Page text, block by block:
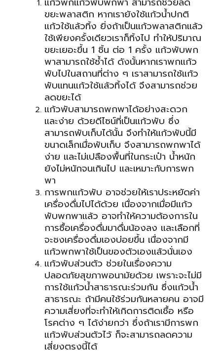
ขยะพลาสติก หากเรายังใช้แก้วน้ำปกติ
แก้วใช้แล้วทิ้ง ยิ่งถ้าเป็นแก้วพลาสติกแล้ว
ใช้เพียงครั้งเดียวเราก็ทิ้งไป ทำให้ปริมาณ
ขยะเยอะขึ้น 1 ชิ้น ต่อ 1 ครั้ง แก้วพับพก
พาสามารถใช้ซ้ำได้ ดังนั้นหากเราพกแก้ว
พับไปในสถานที่ต่าง ๆ เราสามารถใช้แก้ว
พับแทนแก้วใช้แล้วทิ้งได้ จึงสามารถช่วย
ลดขยะได้
แก้วพับสามารถพกพาได้อย่างสะดวก
และง่าย ด้วยดีไซน์ที่เป็นแก้วพับ ซึ่ง
สามารถพับเก็บได้นั้น จึงทำให้แก้วพับนี้มี
ขนาดเล็กเมื่อพับเก็บ จึงสามารถพกพาได้
ง่าย และไม่เปลืองพื้นที่ในกระเป๋า น้ำหนัก
ยังไม่หนักจนเกินไป และเหมาะกับการพก
พา
การพกแก้วพับ อาจช่วยให้เราประหยัดค่า
เครื่องดื่มไปได้ด้วย เนื่องจากเมื่อมีแก้ว
พับพกพาแล้ว อาจทำให้ความต้องการใน
การซื้อเครื่องดื่มมาดื่มน้องลง และเลือกที่
จะชงเครื่องดื่มเองบ่อยขึ้น เนื่องจากมี
แก้วพกพาใช้เป็นของตัวเองแล้วนั่นเอง
แก้วพับส่วนตัว ช่วยในเรื่องความ
ปลอดภัยสุขภาพอนามัยด้วย เพราะจะไม่มี
การใช้แก้วน้ำสาธารณะร่วมกัน ซึ่งแก้วน้ำ
สาธารณะ ถ้ามีคนใช้ร่วมกันหลายคน อาจมี
ความเสี่ยงที่จะทำให้เกิดการติดเชื้อ หรือ
โรคต่าง ๆ ได้ง่ายกว่า ซึ่งถ้าเรามีการพก
แก้วพับส่วนตัวไว้ ก็จะสามารถลดความ
เสี่ยงตรงนี้ได้